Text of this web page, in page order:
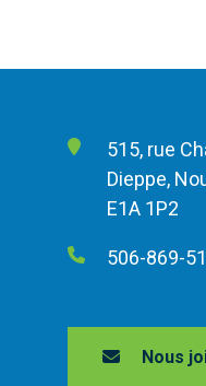
515, rue
Dieppe,
E1A 1P2
506-869-
Nous